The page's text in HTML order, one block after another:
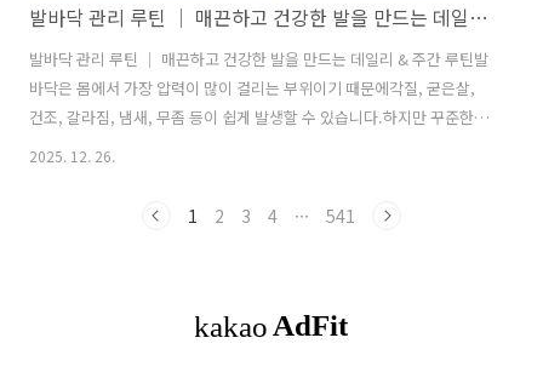
발바닥 관리 루틴 │ 매끈하고 건강한 발을 만드는 데일리 & 주간 루틴
발바닥 관리 루틴 │ 매끈하고 건강한 발을 만드는 데일리 & 주간 루틴발
바닥은 몸에서 가장 압력이 많이 걸리는 부위이기 때문에각질, 굳은살,
건조, 갈라짐, 냄새, 무좀 등이 쉽게 발생할 수 있습니다.하지만 꾸준한
관리 루틴을 만들면 이러한 문제 대부분을 예방할 수 있습니다.아래는 집
루틴 (매일 하는 기본 관리)✔ ① 발 세정: 부드럽게, 과하지 않게뜨거운
닥은 피지선이 없어 쉽게 건조해지므로전용 고보습 크림이 필수입니..
2025. 12. 26.
1 2 3 4 ··· 541